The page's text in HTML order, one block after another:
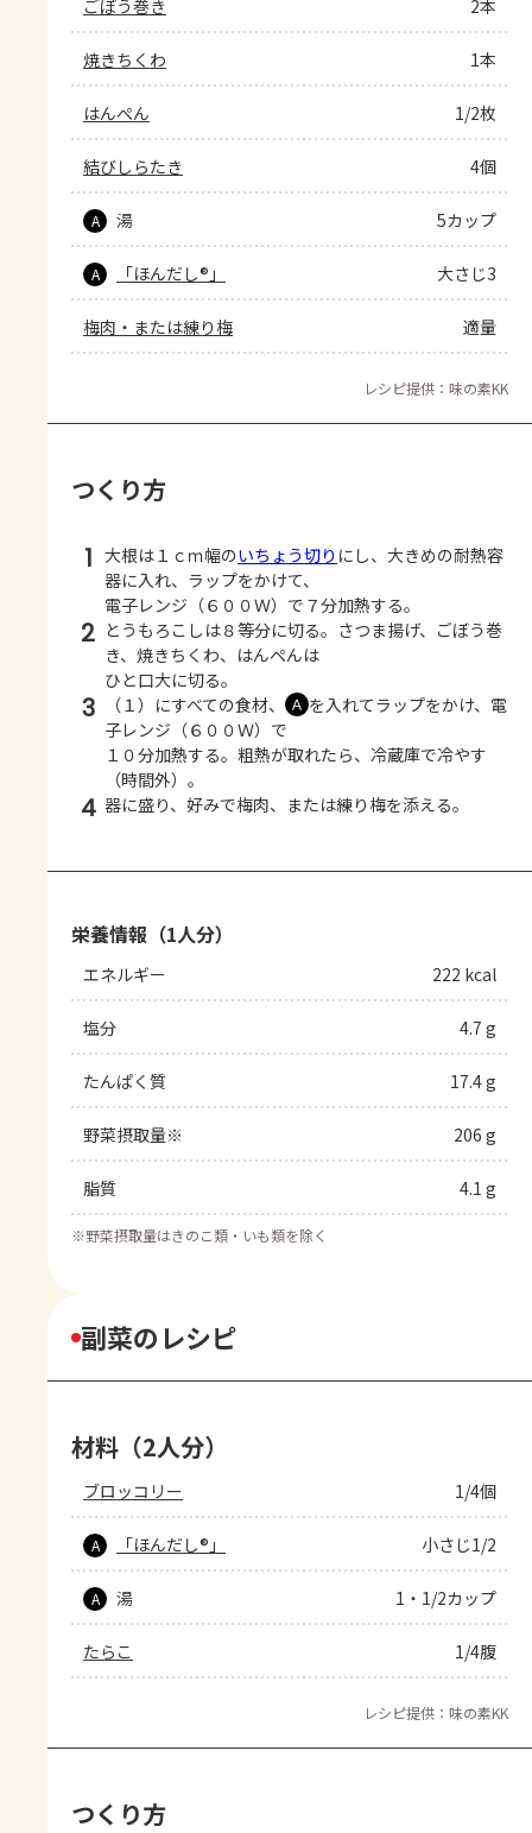
ごぼう巻き 2本
焼きちくわ 1本
はんぺん 1/2枚
結びしらたき 4個
A 湯 5カップ
A 「ほんだし®」 大さじ3
梅肉・または練り梅 適量
レシピ提供：味の素KK
つくり方
1 大根は１ｃｍ幅のいちょう切り にし、大きめの耐熱容
器に入れ、ラップをかけて、
電子レンジ（６００Ｗ）で７分加熱する。
2 とうもろこしは８等分に切る。さつま揚げ、ごぼう巻
き、焼きちくわ、はんぺんは
ひと口大に切る。
3 （１）にすべての食材、 Ａ を入れてラップをかけ、電
子レンジ（６００Ｗ）で
１０分加熱する。粗熱が取れたら、冷蔵庫で冷やす
（時間外）。
4 器に盛り、好みで梅肉、または練り梅を添える。
栄養情報（1人分）
エネルギー 222 kcal
塩分 4.7 g
たんぱく質 17.4 g
野菜摂取量※ 206 g
脂質 4.1 g
※野菜摂取量はきのこ類・いも類を除く
副菜のレシピ
材料（2人分）
ブロッコリー 1/4個
A 「ほんだし®」 小さじ1/2
A 湯 1・1/2カップ
たらこ 1/4腹
レシピ提供：味の素KK
つくり方